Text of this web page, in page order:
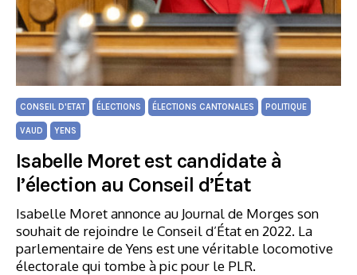
CONSEIL D'ETAT ÉLECTIONS ÉLECTIONS CANTONALES POLITIQUE
VAUD YENS
Isabelle Moret est candidate à
l’élection au Conseil d’État
Isabelle Moret annonce au Journal de Morges son
souhait de rejoindre le Conseil d’État en 2022. La
parlementaire de Yens est une véritable locomotive
électorale qui tombe à pic pour le PLR.